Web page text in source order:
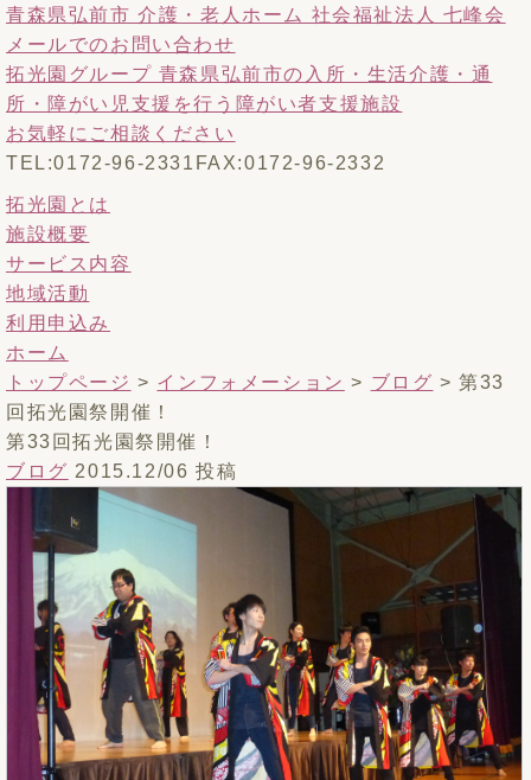
青森県弘前市 介護・老人ホーム 社会福祉法人 七峰会
メールでのお問い合わせ
拓光園グループ 青森県弘前市の入所・生活介護・通
所・障がい児支援を行う障がい者支援施設
お気軽にご相談ください
TEL:0172-96-2331 FAX:0172-96-2332
拓光園とは
施設概要
サービス内容
地域活動
利用申込み
ホーム
トップページ > インフォメーション > ブログ >第33
回拓光園祭開催！
第33回拓光園祭開催！
ブログ 2015.12/06 投稿